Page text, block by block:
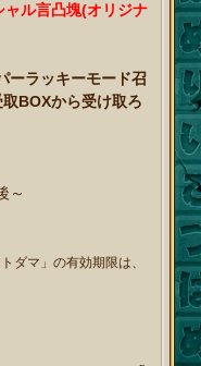
ャル言凸塊(オリジナ
ーラッキーモード召
BOXから受け取ろ
～
ダマ」の有効期限は、